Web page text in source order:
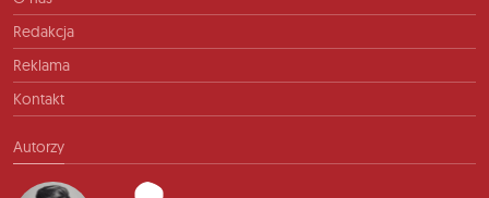
Redakcja
Reklama
Kontakt
Autorzy